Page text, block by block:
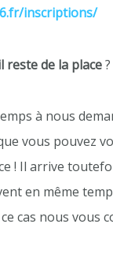
inscriptions/
reste de la place?
à nous
vous pouvez
! Il arrive
en même
cas nous vous